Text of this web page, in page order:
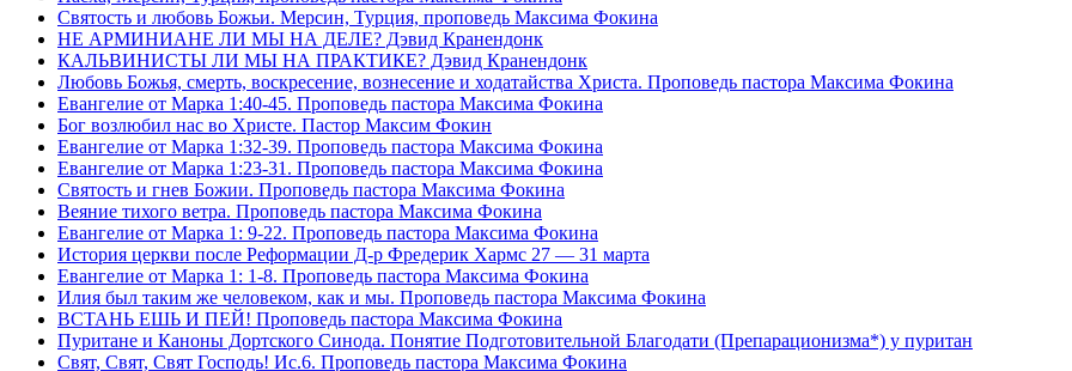
Святость и любовь Божьи. Мерсин, Турция, проповедь Максима Фокина
НЕ АРМИНИАНЕ ЛИ МЫ НА ДЕЛЕ? Дэвид Кранендонк
КАЛЬВИНИСТЫ ЛИ МЫ НА ПРАКТИКЕ? Дэвид Кранендонк
Любовь Божья, смерть, воскресение, вознесение и ходатайства Христа. Проповедь пастора Максима Фокина
Евангелие от Марка 1:40-45. Проповедь пастора Максима Фокина
Бог возлюбил нас во Христе. Пастор Максим Фокин
Евангелие от Марка 1:32-39. Проповедь пастора Максима Фокина
Евангелие от Марка 1:23-31. Проповедь пастора Максима Фокина
Святость и гнев Божии. Проповедь пастора Максима Фокина
Веяние тихого ветра. Проповедь пастора Максима Фокина
Евангелие от Марка 1: 9-22. Проповедь пастора Максима Фокина
История церкви после Реформации Д-р Фредерик Хармс 27 — 31 марта
Евангелие от Марка 1: 1-8. Проповедь пастора Максима Фокина
Илия был таким же человеком, как и мы. Проповедь пастора Максима Фокина
ВСТАНЬ ЕШЬ И ПЕЙ! Проповедь пастора Максима Фокина
Пуритане и Каноны Дортского Синода. Понятие Подготовительной Благодати (Препарационизма*) у пуритан
Свят, Свят, Свят Господь! Ис.6. Проповедь пастора Максима Фокина